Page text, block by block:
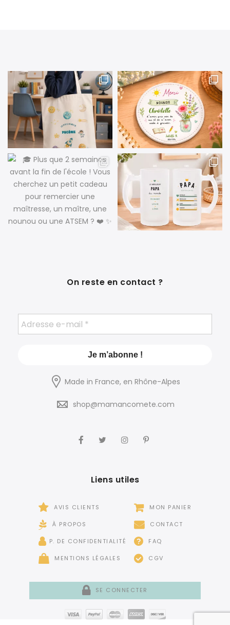
On reste en contact ?
Made in France, en Rhône-Alpes
shop@mamancomete.com
Liens utiles
AVIS CLIENTS
À PROPOS
P. DE CONFIDENTIALITÉ
MENTIONS LÉGALES
MON PANIER
CONTACT
FAQ
CGV
SE CONNECTER